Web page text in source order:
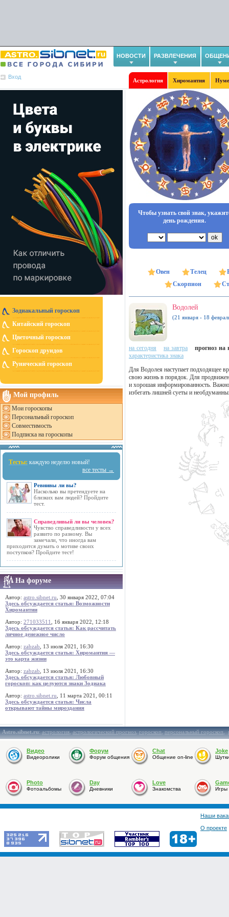
НОВОСТИ РАЗВЛЕЧЕНИЯ
Вход
Астрология Хиромантия
Зодиакальный гороскоп
Китайский гороскоп
Цветочный гороскоп
Гороскоп друидов
Рунический гороскоп
Мой профиль
Мои гороскопы
Персональный гороскоп
Совместимость
Подписка на гороскопы
Тесты: каждую неделю новый!
все тесты →
Ревнивы ли вы?
Насколько вы претендуете на
близких вам людей? Пройдите
тест.
Справедливый ли вы человек?
Чувство справедливости у всех
развито по разному. Вы
замечали, что иногда вам
приходится думать о мотиве своих
поступков? Пройдите тест!
На форуме
Автор: astro.sibnet.ru , 30 января 2022, 07:04
Здесь обсуждается статья: Возможности
Хиромантии
Автор: 271033511
, 16 января 2022, 12:18
Здесь обсуждается статья: Как рассчитать
личное денежное число
Автор: zabzab , 13 июля 2021, 16:30
Здесь обсуждается статья: Хиромантия —
это карта жизни
Автор: zabzab , 13 июля 2021, 16:30
Здесь обсуждается статья: Любовный
гороскоп: как целуются знаки Зодиака
Автор: astro.sibnet.ru , 11 марта 2021, 00:11
Здесь обсуждается статья: Числа
открывают тайны мироздания
Чтобы узнать свой знак,
день рождения.
Овен Телец
Скорпион
Водолей
(21 января - 18
на сегодня на завтра
прогноз на
характеристика знака
Для Водолея наступает подходящее
свою жизнь в порядок. Для
и хорошая информированность.
избегать лишней суеты и
Astro.sibnet.ru:астрология,астрологический прогноз,гороскоп,персональный гороскоп,
Видео
Видеоролики
Форум
Форум общения
Chat
Общение on-line
Joke
Photo
Фотоальбомы
Day
Дневники
Love
Знакомства Игры
Наши
О проекте